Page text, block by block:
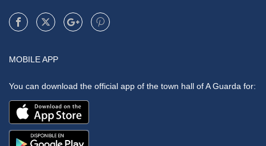
MOBILE APP
You can download the official app of the town hall of A Guarda for: